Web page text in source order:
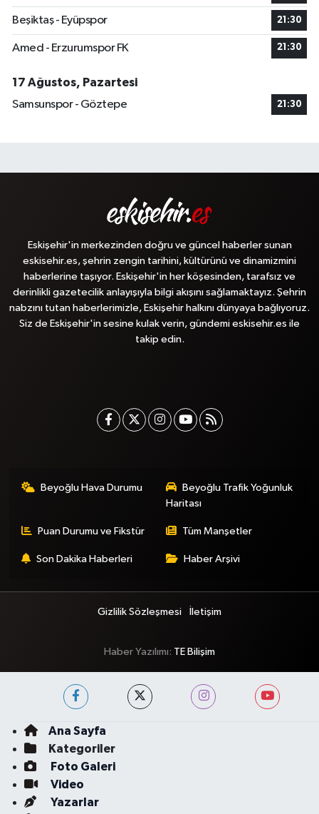
Beşiktaş - Eyüpspor 21:30
Amed - Erzurumspor FK 21:30
17 Ağustos, Pazartesi
Samsunspor - Göztepe
21:30
Eskişehir'in merkezinden doğru ve güncel haberler sunan
eskisehir.es, şehrin zengin tarihini, kültürünü ve dinamizmini
haberlerine taşıyor. Eskişehir'in her köşesinden, tarafsız ve
derinlikli gazetecilik anlayışıyla bilgi akışını sağlamaktayız. Şehrin
nabzını tutan haberlerimizle, Eskişehir halkını dünyaya bağlıyoruz.
Siz de Eskişehir'in sesine kulak verin, gündemi eskisehir.es ile
takip edin.
Beyoğlu Hava Durumu
Beyoğlu Trafik Yoğunluk
Haritası
Puan Durumu ve Fikstür Tüm Manşetler
Son Dakika Haberleri Haber Arşivi
Gizlilik Sözleşmesi İletişim
Haber Yazılımı: TE Bilişim
Ana Sayfa
Kategoriler
Foto Galeri
Video
Yazarlar